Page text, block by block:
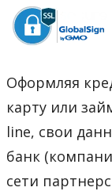
Оформляя
карту или
line, свои
банк
сети